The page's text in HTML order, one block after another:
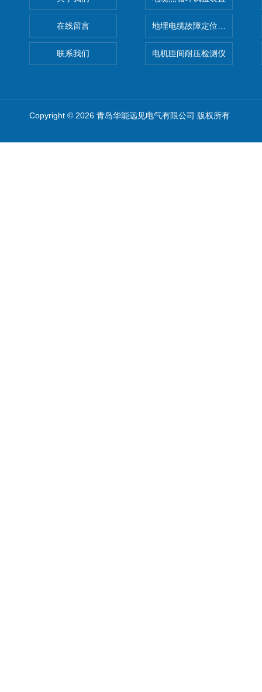
在线留言
联系我们
地埋电缆故障定位仪 地下电
电机匝间耐压检测仪
Copyright © 2026 青岛华能远见电气有限公司 版权所有